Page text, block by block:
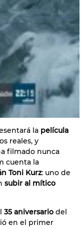
la película
reales, y
filmado nunca
cuenta la
Toni Kurz: uno de
subir al mítico
35 aniversario del
en el primer